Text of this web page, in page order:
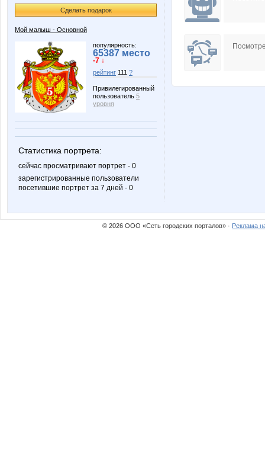
Сделать подарок
Мой малыш - Основной
популярность:
65387 место
-7 ↓
рейтинг 111 ?
Привилегированный
пользователь 5
уровня
Статистика портрета:
сейчас просматривают портрет - 0
зарегистрированные пользователи
посетившие портрет за 7 дней - 0
© 2026 ООО «Сеть городских порталов» · Реклама